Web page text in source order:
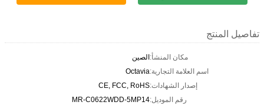
تفاصيل المنتج
مكان المنشأ:الصين
اسم العلامة التجارية:Octavia
إصدار الشهادات:CE, FCC, RoHS
رقم الموديل:MR-C0622WDD-5MP14